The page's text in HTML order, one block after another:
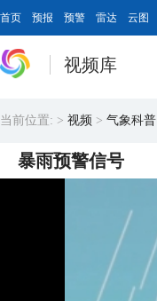
首页 预报 预警 雷达 云图
视频库
当前位置: > 视频 > 气象科普
暴雨预警信号